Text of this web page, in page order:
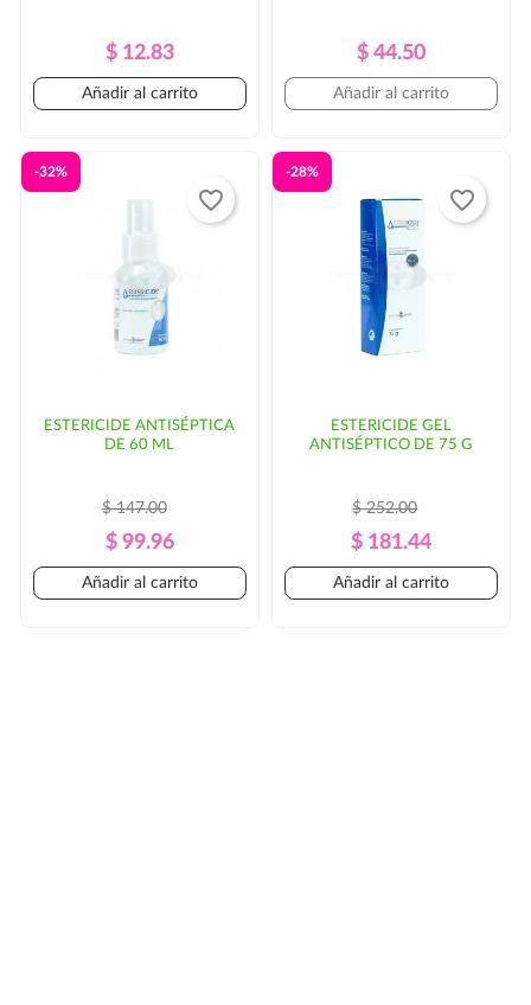
Precio
Regular
Precio
$ 12.83
Añadir al carrito
Precio
Regular
Precio
$ 44.50
Añadir al carrito
ESTERICIDE ANTISÉPTICA
DE 60 ML
Precio
Regular
$ 147.00
Precio
$ 99.96
-32%
Añadir al carrito
favorite_border
ESTERICIDE GEL
ANTISÉPTICO DE 75 G
Precio
Regular
$ 252.00
Precio
$ 181.44
-28%
Añadir al carrito
favorite_border